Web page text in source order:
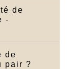
de
-
de
pair ?